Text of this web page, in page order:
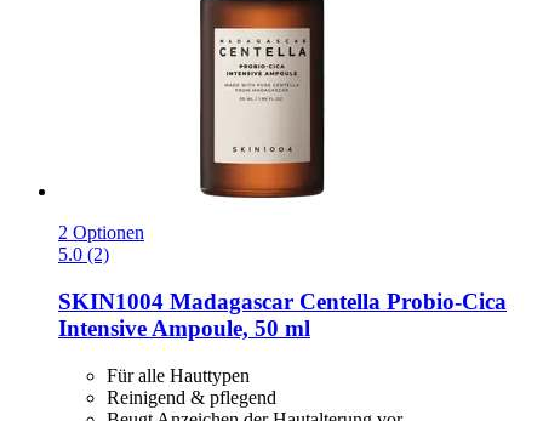
2 Optionen
5.0 (2)
SKIN1004 Madagascar Centella Probio-​Cica
Intensive Ampoule, 50 ml
Für alle Hauttypen
Reinigend & pflegend